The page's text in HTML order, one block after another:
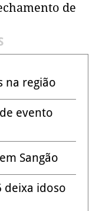
de
na região
evento
Sangão
deixa idoso